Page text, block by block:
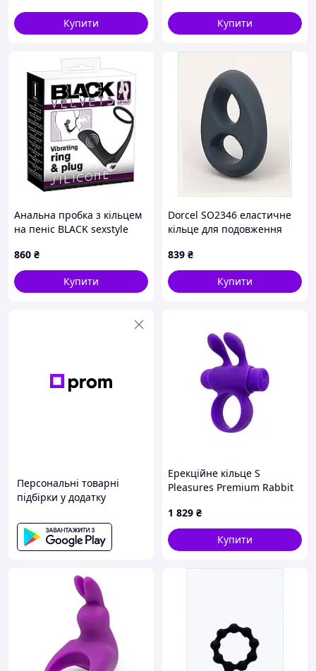
Купити
Купити
Анальна пробка з кільцем
на пеніс BLACK sexstyle
860 ₴
Купити
Dorcel SO2346 еластичне
кільце для подовження
839 ₴
Купити
Персональні товарні
підбірки у додатку
Ерекційне кільце S
Pleasures Premium Rabbit
1 829 ₴
Купити